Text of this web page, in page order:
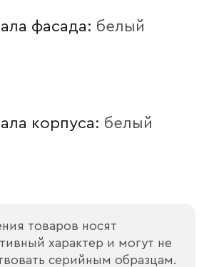
фасада: белый
корпуса: белый
товаров носят
характер и могут не
серийным образцам.